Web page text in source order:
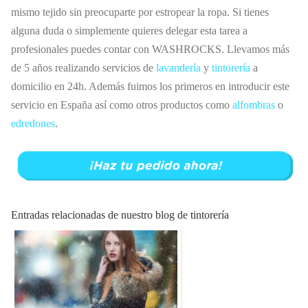
mismo tejido sin preocuparte por estropear la ropa. Si tienes
alguna duda o simplemente quieres delegar esta tarea a
profesionales puedes contar con WASHROCKS. Llevamos más
de 5 años realizando servicios de lavandería y tintorería a
domicilio en 24h. Además fuimos los primeros en introducir este
servicio en España así como otros productos como alfombras o
edredones.
Entradas relacionadas de nuestro blog de tintorería